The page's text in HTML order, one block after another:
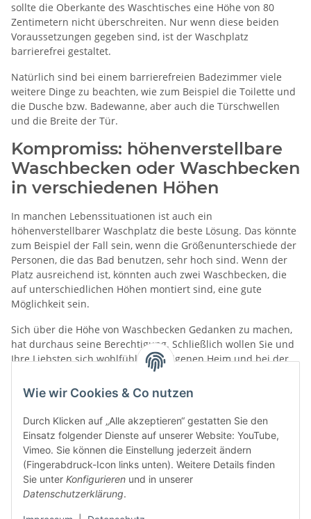
Wie wir Cookies & Co nutzen
Durch Klicken auf „Alle akzeptieren“ gestatten Sie den
Einsatz folgender Dienste auf unserer Website: YouTube,
Vimeo. Sie können die Einstellung jederzeit ändern
(Fingerabdruck-Icon links unten). Weitere Details finden
Sie unter Konfigurieren und in unserer
Datenschutzerklärung.
sollte die Oberkante des Waschtisches eine Höhe von 80
Zentimetern nicht überschreiten. Nur wenn diese beiden
Voraussetzungen gegeben sind, ist der Waschplatz
barrierefrei gestaltet.
Natürlich sind bei einem barrierefreien Badezimmer viele
weitere Dinge zu beachten, wie zum Beispiel die Toilette und
die Dusche bzw. Badewanne, aber auch die Türschwellen
und die Breite der Tür.
Kompromiss: höhenverstellbare
Waschbecken oder Waschbecken
in verschiedenen Höhen
In manchen Lebenssituationen ist auch ein
höhenverstellbarer Waschplatz die beste Lösung. Das könnte
zum Beispiel der Fall sein, wenn die Größenunterschiede der
Personen, die das Bad benutzen, sehr hoch sind. Wenn der
Platz ausreichend ist, könnten auch zwei Waschbecken, die
auf unterschiedlichen Höhen montiert sind, eine gute
Möglichkeit sein.
Sich über die Höhe von Waschbecken Gedanken zu machen,
hat durchaus seine Berechtigung. Schließlich wollen Sie und
Ihre Liebsten sich wohlfühlen im eigenen Heim und bei der
täglichen Körperpflege. Zum Glück gibt es viele
Herangehensweisen und Optionen, mit denen Sie Ihre
Waschplätze perfekt gestalten können.
xBitte melden Sie sich an, um einen Kommentar zu
schreiben.